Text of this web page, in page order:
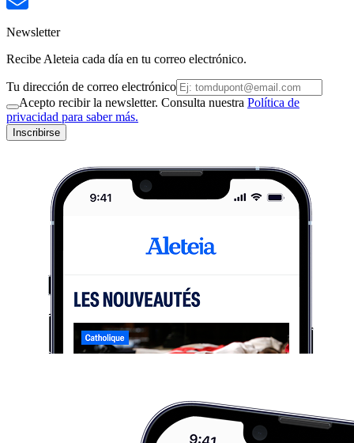
Newsletter
Recibe Aleteia cada día en tu correo electrónico.
Tu dirección de correo electrónico
Acepto recibir la newsletter. Consulta nuestra Política de
privacidad para saber más.
Inscribirse